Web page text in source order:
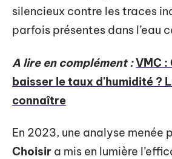
silencieux contre les traces
parfois présentes dans l’eau
A lire en complément :VMC :
baisser le taux d'humidité ?
connaître
En 2023, une analyse menée
Choisir a mis en lumière